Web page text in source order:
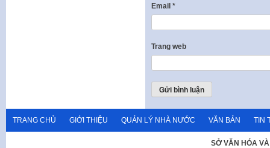
Email *
Trang web
TRANG CHỦ GIỚI THIỆU QUẢN LÝ NHÀ NƯỚC VĂN BẢN TIN
SỞ VĂN HÓA